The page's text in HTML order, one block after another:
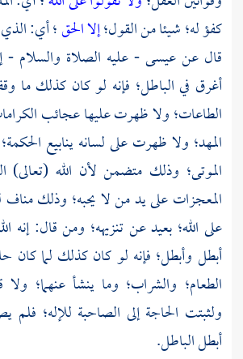
كفؤ له؛ شيئا من القول؛إلا الحق؛ أي:
قال عنعيسى- عليه الصلاة والسلام -
أغرق في الباطل؛ فإنه لو كان كذلك ما
الطاعات؛ ولا ظهرت عليها عجائب
المهد؛ ولا ظهرت على لسانه ينابيع
الموتى؛ وذلك متضمن لأن الله (تعالى)
المعجزات على يد من لا يحبه؛ وذلك
على الله؛ بعيد عن تنزيهه؛ ومن قال: إنه
أبطل وأبطل؛ فإنه لو كان كذلك لما كان
الطعام؛ والشراب؛ وما ينشأ عنهما؛
ولثبتت الحاجة إلى الصاحبة للإله؛ فلم
أبطل الباطل.